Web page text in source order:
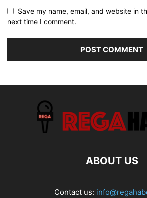
Save my name, email, and website in
next time I comment.
ABOUT US
Contact us: